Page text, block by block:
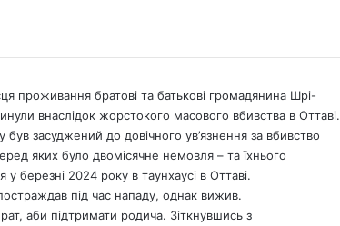
проживання братові та батькові громадянина Шрі-
внаслідок жорстокого масового вбивства в Оттаві.
засуджений до довічного ув’язненняза вбивство
яких було двомісячне немовля – та їхнього
у березні 2024 року в таунхаусі в Оттаві.
під час нападу, однак вижив.
аби підтримати родича. Зіткнувшись з